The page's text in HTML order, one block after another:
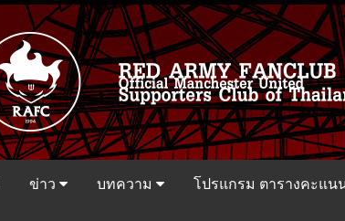
ข่าว บทความ โปรแกรม ตารางคะแน